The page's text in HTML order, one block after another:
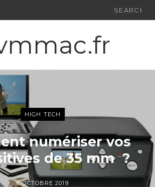
Search
HIGH TECH
numériser vos
de 35 mm ?
8 OCTOBRE 2019